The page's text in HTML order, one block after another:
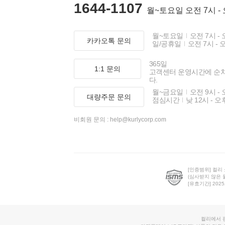
1644-1107 월~토요일 오전 7시 -
카카오톡 문의
월~토요일
오전 7시 -
일/공휴일
오전 7시 -
1:1 문의
365일
고객센터 운영시간에 순
다.
대량주문 문의
월~금요일
오전 9시 -
점심시간
낮 12시 - 오
비회원 문의 : help@kurlycorp.com
[인증범위] 컬리
(심사받지 않은
[유효기간]
컬리에서